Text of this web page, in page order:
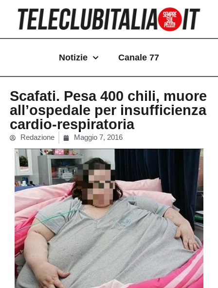
contenuto
Notizie Canale 77
Scafati. Pesa 400 chili, muore
all’ospedale per insufficienza
cardio-respiratoria
Redazione Maggio 7, 2016